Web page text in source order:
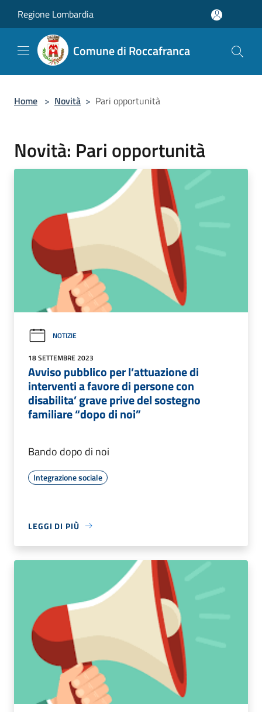
Regione Lombardia
Comune di Roccafranca
Home > Novità > Pari opportunità
Novità: Pari opportunità
NOTIZIE
18 SETTEMBRE 2023
Avviso pubblico per l’attuazione di
interventi a favore di persone con
disabilita’ grave prive del sostegno
familiare “dopo di noi”
Bando dopo di noi
Integrazione sociale
LEGGI DI PIÙ